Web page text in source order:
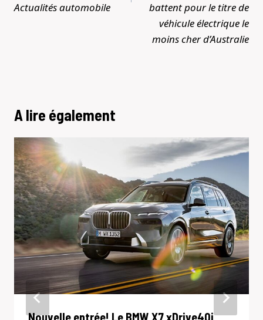
Actualités automobile
battent pour le titre de
véhicule électrique le
moins cher d’Australie
A lire également
Nouvelle entrée! Le BMW X7 xDrive40i